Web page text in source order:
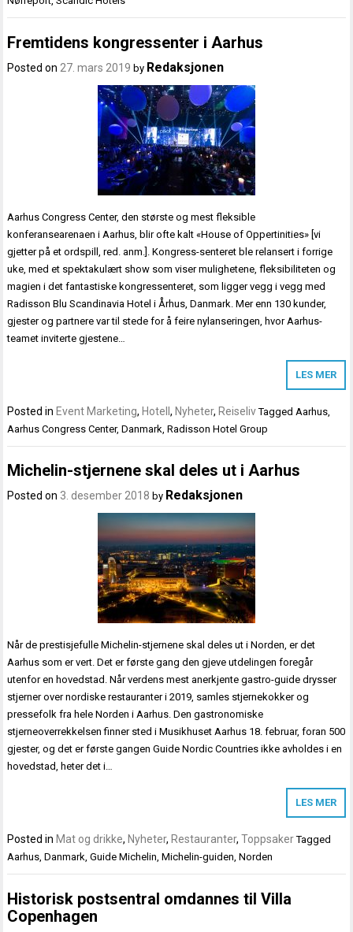
Fremtidens kongressenter i Aarhus
Posted on 27. mars 2019 by Redaksjonen
Aarhus Congress Center, den største og mest fleksible
konferansearenaen i Aarhus, blir ofte kalt «House of Oppertinities» [vi
gjetter på et ordspill, red. anm.]. Kongress-senteret ble relansert i forrige
uke, med et spektakulært show som viser mulighetene, fleksibiliteten og
magien i det fantastiske kongressenteret, som ligger vegg i vegg med
Radisson Blu Scandinavia Hotel i Århus, Danmark. Mer enn 130 kunder,
gjester og partnere var til stede for å feire nylanseringen, hvor Aarhus-
teamet inviterte gjestene…
LES MER
Posted in Event Marketing, Hotell, Nyheter, Reiseliv Tagged Aarhus
Aarhus Congress Center,Danmark ,Radisson Hotel Group
Michelin-stjernene skal deles ut i Aarhus
Posted on 3. desember 2018 by Redaksjonen
Når de prestisjefulle Michelin-stjernene skal deles ut i Norden, er det
Aarhus som er vert. Det er første gang den gjeve utdelingen foregår
utenfor en hovedstad. Når verdens mest anerkjente gastro-guide drysser
stjerner over nordiske restauranter i 2019, samles stjernekokker og
pressefolk fra hele Norden i Aarhus. Den gastronomiske
stjerneoverrekkelsen finner sted i Musikhuset Aarhus 18. februar, foran 500
gjester, og det er første gangen Guide Nordic Countries ikke avholdes i en
hovedstad, heter det i…
LES MER
Posted in Mat og drikke, Nyheter, Restauranter,Toppsaker Tagged
Aarhus,Danmark,Guide Michelin,Michelin-guiden,Norden
Historisk postsentral omdannes til Villa
Copenhagen